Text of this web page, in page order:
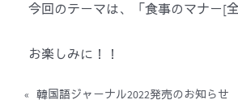
今回のテーマは、「食事のマナー[全
お楽しみに！！
« 韓国語ジャーナル2022発売のお知らせ